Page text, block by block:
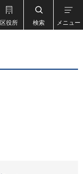
区役所 検索 メニュー